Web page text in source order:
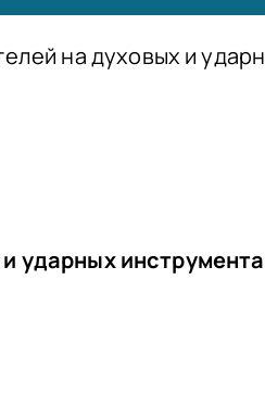
на духовых и
ударных